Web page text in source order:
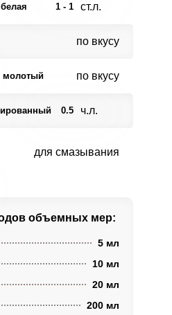
1 - 1 ст.л.
по вкусу
молотый по вкусу
0.5 ч.л.
для смазывания
объемных мер:
5 мл
10 мл
20 мл
200 мл